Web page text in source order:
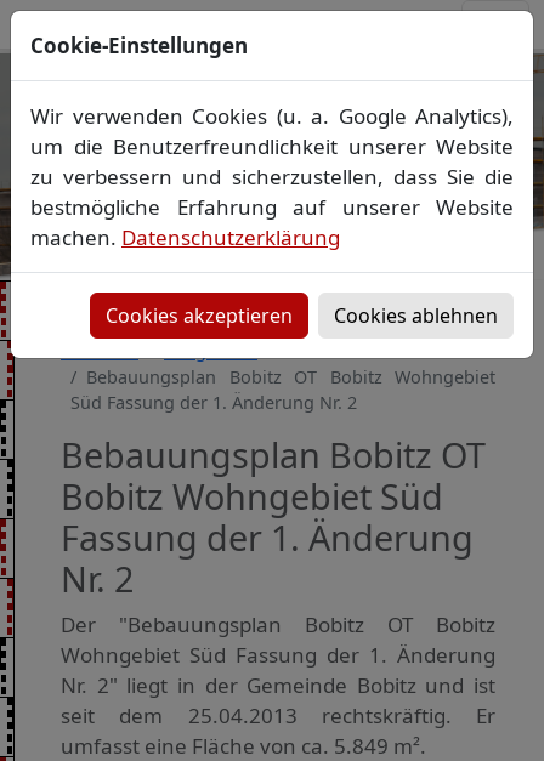
Ihr Vermessungsbüro in
Mecklenburg-Vorpommern
Wir vermessen Ihr Grundstück
Lageplan Absteckung▪Bauvermessung ▪
Gebäudeeinmessung
Grenzfeststellung▪Amtliche Auskünfte und
Vorheriges Bild
Bebauungsplan Bobitz OT Bobitz Wohngebiet
Süd Fassung der 1. Änderung Nr. 2
Bebauungsplan Bobitz OT
Bobitz Wohngebiet Süd
Fassung der 1. Änderung
Nr. 2
Der "Bebauungsplan Bobitz OT Bobitz
Wohngebiet Süd Fassung der 1. Änderung
Nr. 2" liegt in der Gemeinde Bobitz und ist
seit dem 25.04.2013 rechtskräftig. Er
umfasst eine Fläche von ca. 5.849 m².
Cookie-Einstellungen
Wir verwenden Cookies (u. a. Google Analytics),
um die Benutzerfreundlichkeit unserer Website
zu verbessern und sicherzustellen, dass Sie die
bestmögliche Erfahrung auf unserer Website
machen. Datenschutzerklärung
Cookies akzeptieren Cookies ablehnen